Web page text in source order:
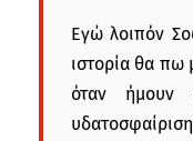
Εγώ λοιπόν
ιστορία θα πω
όταν ήμουν